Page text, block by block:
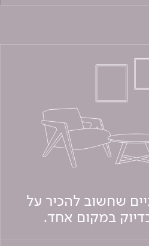
שחשוב להכיר על
במקום אחד.